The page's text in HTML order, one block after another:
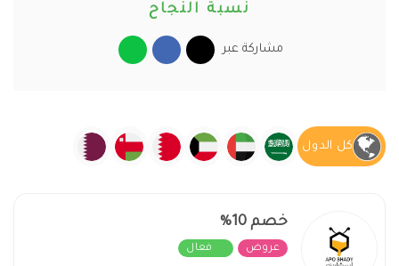
نسبة النجاح
مشاركة عبر
كل الدول
خصم 10%
عروض فعال